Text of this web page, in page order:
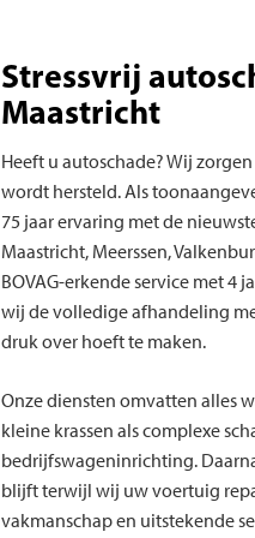
Stressvrij
Maastricht
Heeft u autoschade? Wij
wordt hersteld. Als
75 jaar ervaring met de
Maastricht, Meerssen,
BOVAG-erkende service met 4
wij de volledige afhandeling
druk over hoeft te maken.
Onze diensten omvatten alles
kleine krassen als complexe
bedrijfswageninrichting.
blijft terwijl wij uw voertuig
vakmanschap en uitstekende